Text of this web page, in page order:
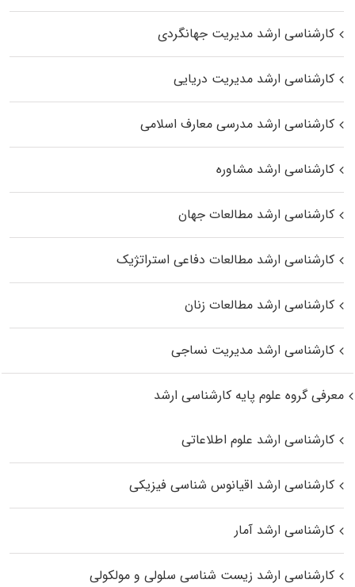
کارشناسی ارشد مدیریت جهانگردی
کارشناسی ارشد مدیریت دریایی
کارشناسی ارشد مدرسی معارف اسلامی
کارشناسی ارشد مشاوره
کارشناسی ارشد مطالعات جهان
کارشناسی ارشد مطالعات دفاعی استراتژیک
کارشناسی ارشد مطالعات زنان
کارشناسی ارشد مدیریت نساجی
معرفی گروه علوم پایه کارشناسی ارشد
کارشناسی ارشد علوم اطلاعاتی
کارشناسی ارشد اقیانوس‌ شناسی فیزیکی
کارشناسی ارشد آمار
کارشناسی ارشد زیست شناسی سلولی و مولکولی